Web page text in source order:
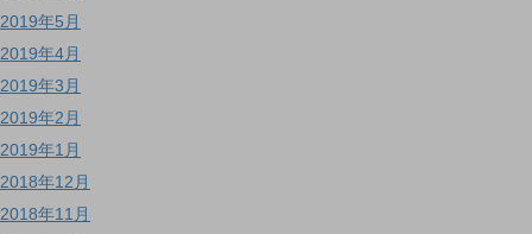
2019年5月
2019年4月
2019年3月
2019年2月
2019年1月
2018年12月
2018年11月